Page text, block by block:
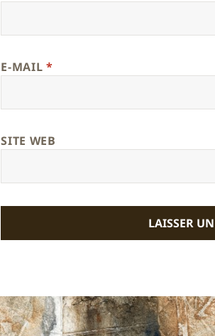
E-MAIL *
SITE WEB